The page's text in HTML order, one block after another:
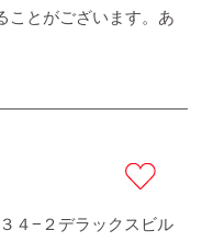
ことがございます。あ
４−２デラックスビル